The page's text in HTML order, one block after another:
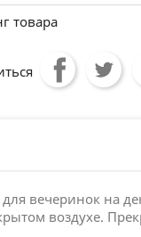
товара
вечеринок на
воздухе.